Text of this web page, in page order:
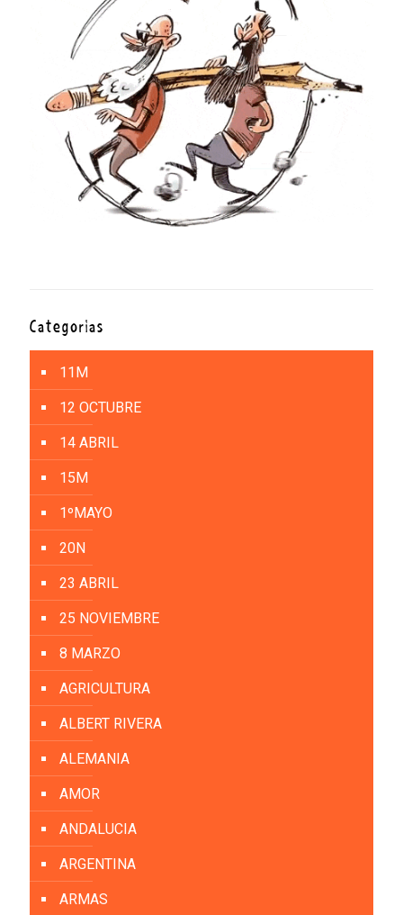
Categorías
11M
12 OCTUBRE
14 ABRIL
15M
1ºMAYO
20N
23 ABRIL
25 NOVIEMBRE
8 MARZO
AGRICULTURA
ALBERT RIVERA
ALEMANIA
AMOR
ANDALUCIA
ARGENTINA
ARMAS